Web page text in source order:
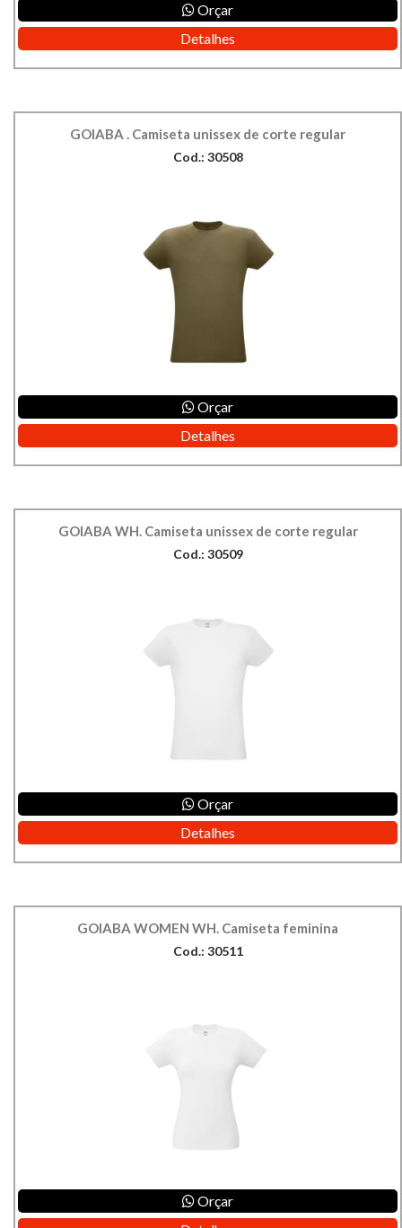
Orçar
Detalhes
GOIABA . Camiseta unissex de corte regular
Cod.: 30508
Orçar
Detalhes
GOIABA WH. Camiseta unissex de corte regular
Cod.: 30509
Orçar
Detalhes
GOIABA WOMEN WH. Camiseta feminina
Cod.: 30511
Orçar